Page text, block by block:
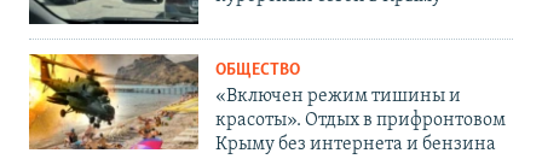
ОБЩЕСТВО
«Включен режим тишины и
красоты». Отдых в прифронтовом
Крыму без интернета и бензина